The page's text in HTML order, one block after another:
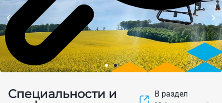
земледелия и современных
Специальности и
В раздел